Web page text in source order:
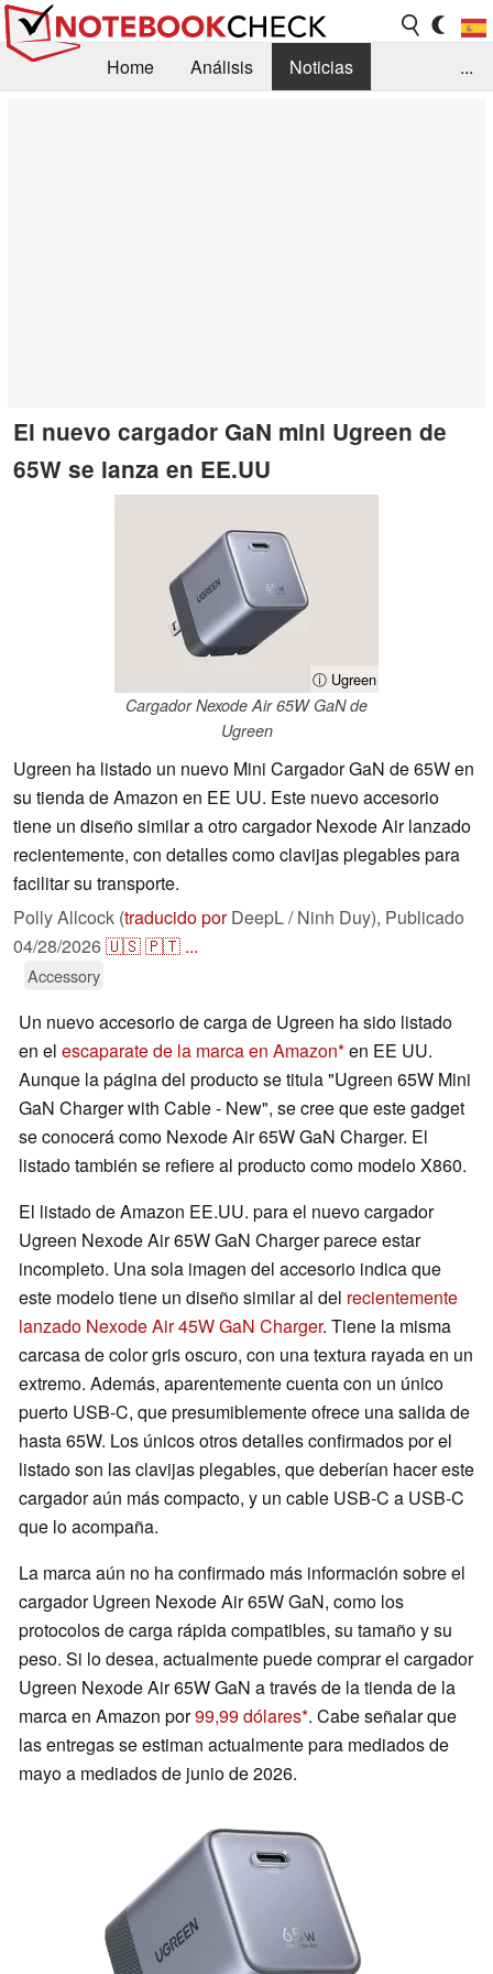
Home Análisis
Noticias
...
El nuevo cargador GaN mini Ugreen de
65W se lanza en EE.UU
ⓘ Ugreen
Cargador Nexode Air 65W GaN de
Ugreen
Ugreen ha listado un nuevo Mini Cargador GaN de 65W en
su tienda de Amazon en EE UU. Este nuevo accesorio
tiene un diseño similar a otro cargador Nexode Air lanzado
recientemente, con detalles como clavijas plegables para
facilitar su transporte.
Polly Allcock (traducido porDeepL / Ninh Duy), Publicado
04/28/2026🇺🇸🇵🇹 ...
Accessory
Un nuevo accesorio de carga de Ugreen ha sido listado
en el escaparate de la marca en Amazon en EE UU.
Aunque la página del producto se titula "Ugreen 65W Mini
GaN Charger with Cable - New", se cree que este gadget
se conocerá como Nexode Air 65W GaN Charger. El
listado también se refiere al producto como modelo X860.
El listado de Amazon EE.UU. para el nuevo cargador
Ugreen Nexode Air 65W GaN Charger parece estar
incompleto. Una sola imagen del accesorio indica que
este modelo tiene un diseño similar al del recientemente
lanzado Nexode Air 45W GaN Charger. Tiene la misma
carcasa de color gris oscuro, con una textura rayada en un
extremo. Además, aparentemente cuenta con un único
puerto USB-C, que presumiblemente ofrece una salida de
hasta 65W. Los únicos otros detalles confirmados por el
listado son las clavijas plegables, que deberían hacer este
cargador aún más compacto, y un cable USB-C a USB-C
que lo acompaña.
La marca aún no ha confirmado más información sobre el
cargador Ugreen Nexode Air 65W GaN, como los
protocolos de carga rápida compatibles, su tamaño y su
peso. Si lo desea, actualmente puede comprar el cargador
Ugreen Nexode Air 65W GaN a través de la tienda de la
marca en Amazon por99,99 dólares . Cabe señalar que
las entregas se estiman actualmente para mediados de
mayo a mediados de junio de 2026.